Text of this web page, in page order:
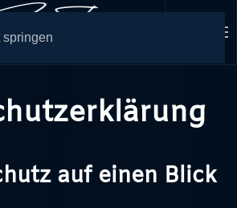
auf einen Blick